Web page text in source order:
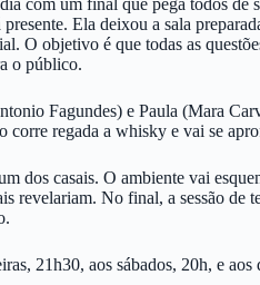
com um final que pega todos de
Ela deixou a sala
O objetivo é que todas as
o público.
Fagundes) e Paula (Mara
corre regada a whisky e vai se
dos casais. O ambiente vai
revelariam. No final, a sessão
21h30, aos sábados, 20h, e